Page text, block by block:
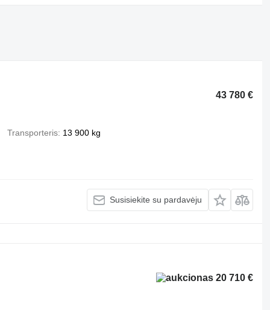
43 780 €
Transporteris 13 900 kg
Susisiekite su pardavėju
20 710 €